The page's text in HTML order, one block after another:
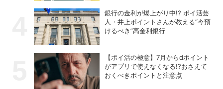
銀行の金利が爆上がり中!? ポイ活芸
人・井上ポイントさんが教える“今預
けるべき”高金利銀行
【ポイ活の極意】7月からdポイント
がアプリで使えなくなる!?おさえて
おくべきポイントと注意点